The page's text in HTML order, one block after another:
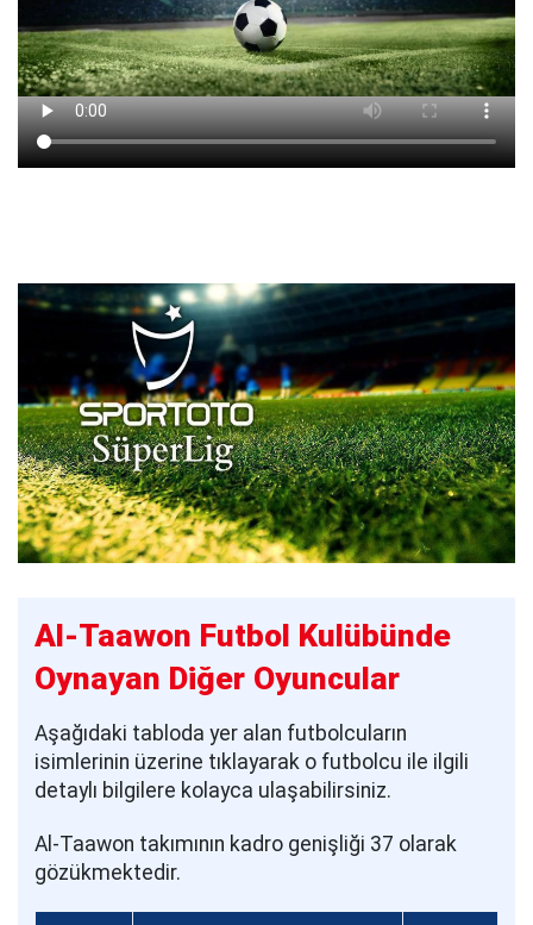
Al-Taawon Futbol Kulübünde
Oynayan Diğer Oyuncular
Aşağıdaki tabloda yer alan futbolcuların
isimlerinin üzerine tıklayarak o futbolcu ile ilgili
detaylı bilgilere kolayca ulaşabilirsiniz.
Al-Taawon takımının kadro genişliği 37 olarak
gözükmektedir.